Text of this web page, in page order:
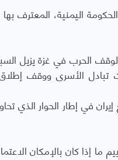
اليمنية، المعترف
الحرب في غزة يزيل
تبادل الأسرى ووقف
في إطار الحوار الذي
إذا كان بالإمكان